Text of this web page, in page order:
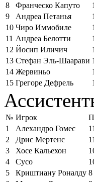
8
Франческо Капуто
9
Андреа Петанья
10 Чиро Иммобиле
11 Андреа Белотти
12 Йосип Иличич
13 Стефан Эль-Шаарави
14 Жервиньо
15 Грегоре Дефрель
№ Игрок
П
1
Алехандро Гомес
11
2
Дрис Мертенс
11
3
Хосе Кальехон
4
Сусо
5
Криштиану Роналду 8